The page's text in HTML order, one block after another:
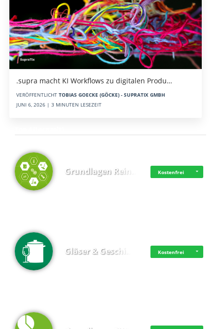
.supra macht KI Workflows zu digitalen Produ…
VERÖFFENTLICHT TOBIAS GOECKE (GÖCKE) - SUPRATIX GMBH
JUNI 6, 2026 | 3 MINUTEN LESEZEIT
Grundlagen Rein… Kostenfrei
Gläser & Geschi… Kostenfrei